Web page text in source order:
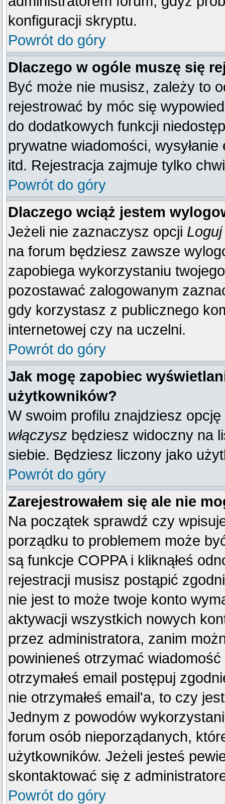
konfiguracji skryptu.
Powrót do góry
Dlaczego w ogóle muszę się
Być może nie musisz, zależy to
rejestrować by móc się
do dodatkowych funkcji
prywatne wiadomości,
itd. Rejestracja zajmuje tylko
Powrót do góry
Dlaczego wciąż jestem
Jeżeli nie zaznaczysz opcji
na forum będziesz zawsze
zapobiega wykorzystaniu
pozostawać zalogowanym
gdy korzystasz z publicznego
internetowej czy na uczelni.
Powrót do góry
Jak mogę zapobiec
użytkowników?
W swoim profilu znajdziesz opcję
włączysz będziesz widoczny na
siebie. Będziesz liczony jako
Powrót do góry
Zarejestrowałem się ale nie
Na początek sprawdź czy
porządku to problemem może
są funkcje COPPA i kliknąłeś
rejestracji musisz postąpić
nie jest to może twoje konto
aktywacji wszystkich nowych
przez administratora, zanim
powinieneś otrzymać
otrzymałeś email postępuj
nie otrzymałeś email'a, to czy
Jednym z powodów
forum osób nieporządanych,
użytkowników. Jeżeli jesteś
skontaktować się z
Powrót do góry